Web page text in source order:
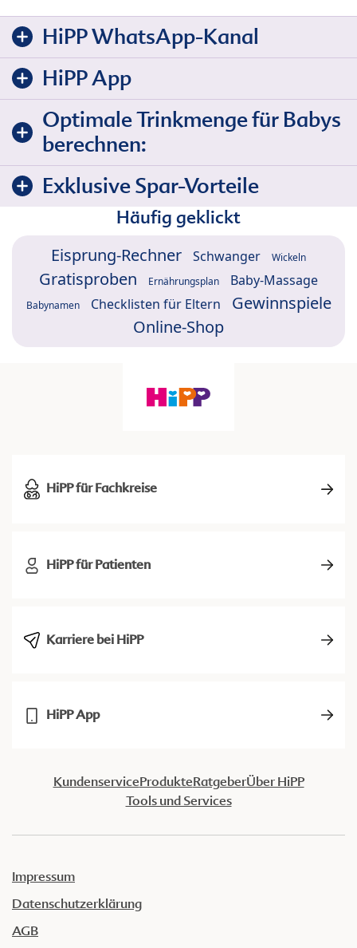
HiPP WhatsApp-Kanal
HiPP App
Optimale Trinkmenge für Babys
berechnen:
Exklusive Spar-Vorteile
Häufig geklickt
Eisprung-Rechner Schwanger Wickeln
Gratisproben Ernährungsplan Baby-Massage
Babynamen Checklisten für Eltern
Gewinnspiele
Online-Shop
HiPP für Fachkreise
HiPP für Patienten
Karriere bei HiPP
HiPP App
KundenserviceProdukteRatgeberÜber HiPP
Tools und Services
Impressum
Datenschutzerklärung
AGB